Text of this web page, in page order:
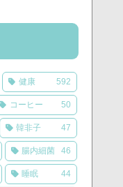
健康 592
コーヒー 50
韓非子 47
腸内細菌 46
睡眠 44